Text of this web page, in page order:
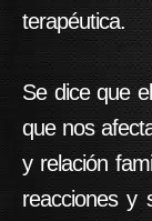
terapéutica.
Se dice que
que nos
y relación
reacciones y